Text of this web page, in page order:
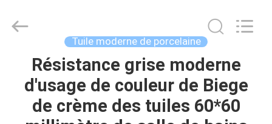
MAISON
CERAMICS
Tuile moderne de porcelaine
Résistance grise moderne
d'usage de couleur de Biege
de crème des tuiles 60*60